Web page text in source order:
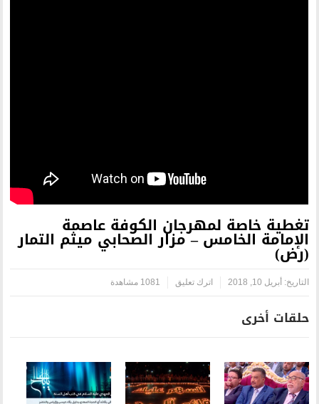
الكوفة عاصمة
– مزار الصحابي ميثم التمار
تعليق 1081 مشاهدة